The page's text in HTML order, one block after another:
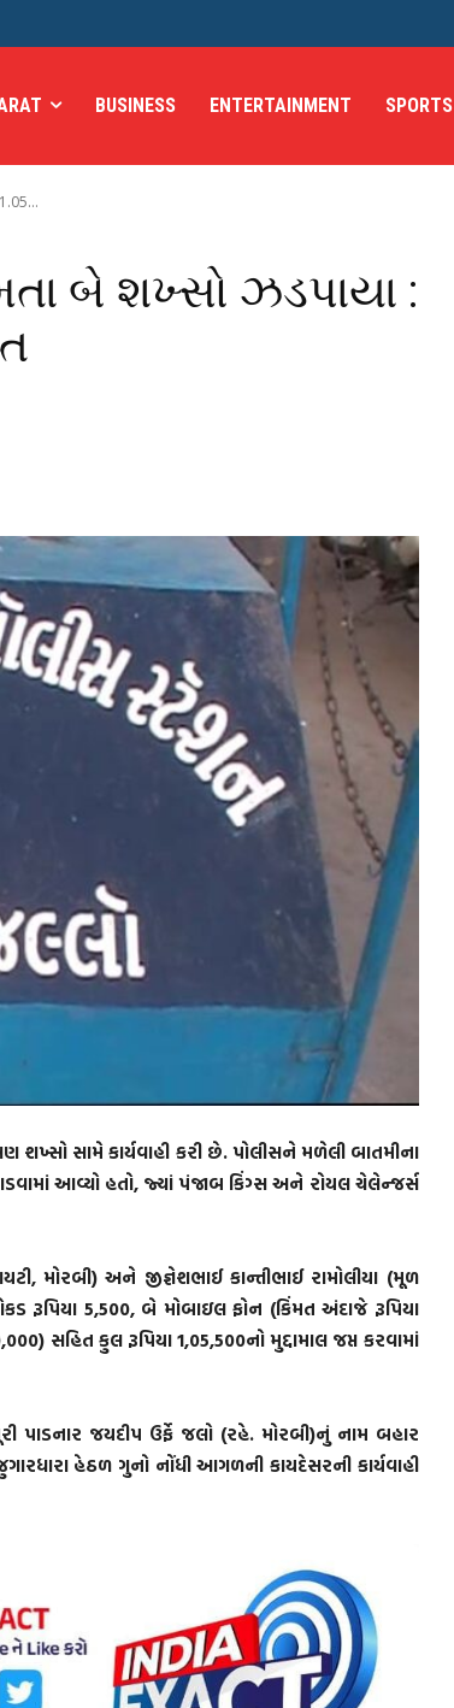
BUSINESS ENTERTAINMENT SPORTS
બે શખ્સો ઝડપાયા :
શખ્સો સામે કાર્યવાહી કરી છે. પોલીસને મળેલી બાતમીના
આવ્યો હતો, જ્યાં પંજાબ કિંગ્સ અને રોયલ ચેલેન્જર્સ
મોરબી) અને જીજ્ઞેશભાઈ કાન્તીભાઈ રામોલીયા (મૂળ
રૂપિયા 5,500, બે મોબાઇલ ફોન (કિંમત અંદાજે રૂપિયા
સહિત કુલ રૂપિયા 1,05,500નો મુદ્દામાલ જપ્ત કરવામાં
જયદીપ ઉર્ફે જલો (રહે. મોરબી)નું નામ બહાર
હેઠળ ગુનો નોંધી આગળની કાયદેસરની કાર્યવાહી